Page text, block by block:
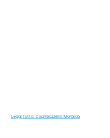
Leggi tutto: Copribozzello Morbido